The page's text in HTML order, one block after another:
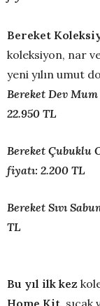
Bereket
koleksiyon, nar
yeni yılın umut
Bereket Dev
22.950 TL
Bereket Çubuklu
fiyatı: 2.200 TL
Bereket Sıvı
TL
Bu yıl ilk kez